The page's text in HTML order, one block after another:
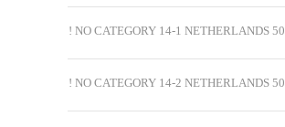
! NO CATEGORY 14-1 NETHERLANDS 50
! NO CATEGORY 14-2 NETHERLANDS 50